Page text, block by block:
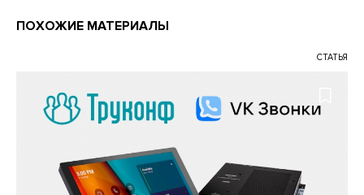
ПОХОЖИЕ МАТЕРИАЛЫ
СТАТЬЯ